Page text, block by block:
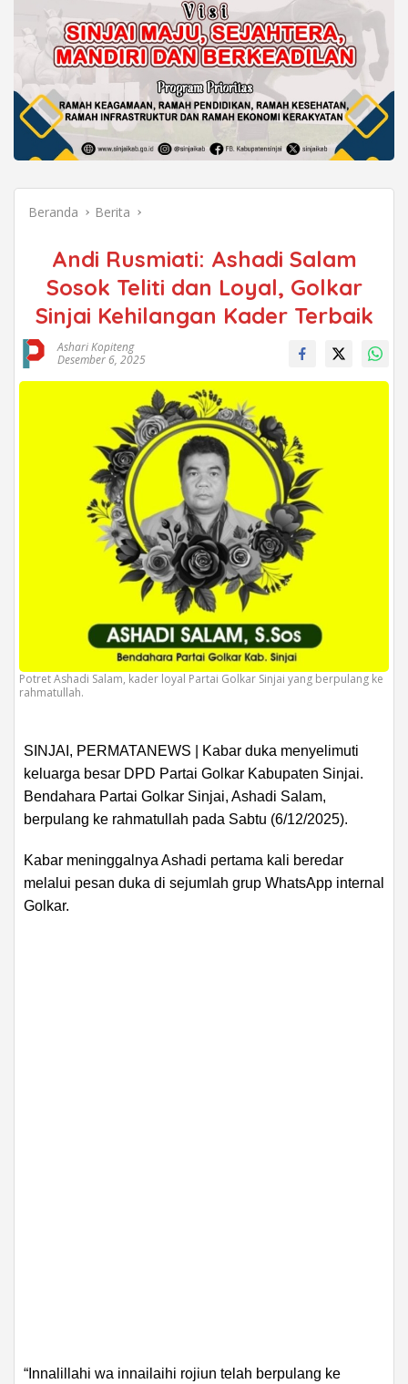
Beranda Berita
Andi Rusmiati: Ashadi Salam
Sosok Teliti dan Loyal, Golkar
Sinjai Kehilangan Kader Terbaik
Ashari Kopiteng
Desember 6, 2025
Potret Ashadi Salam, kader loyal Partai Golkar Sinjai yang berpulang ke
rahmatullah.
SINJAI, PERMATANEWS | Kabar duka menyelimuti
keluarga besar DPD Partai Golkar Kabupaten Sinjai.
Bendahara Partai Golkar Sinjai, Ashadi Salam,
berpulang ke rahmatullah pada Sabtu (6/12/2025).
Kabar meninggalnya Ashadi pertama kali beredar
melalui pesan duka di sejumlah grup WhatsApp internal
Golkar.
“Innalillahi wa innailaihi rojiun telah berpulang ke